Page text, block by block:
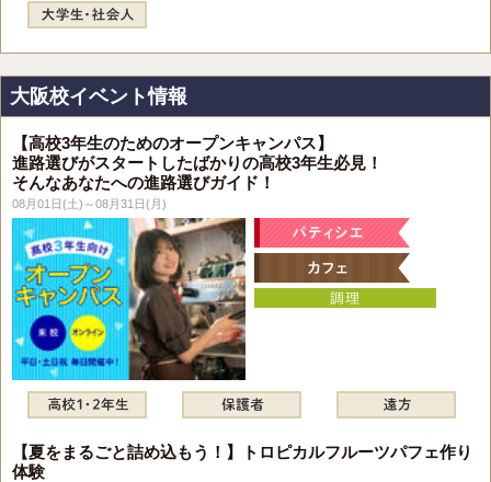
大阪校イベント情報
【高校3年生のためのオープンキャンパス】
進路選びがスタートしたばかりの高校3年生必見！
そんなあなたへの進路選びガイド！
08月01日(土)～08月31日(月)
【夏をまるごと詰め込もう！】トロピカルフルーツパフェ作り
体験